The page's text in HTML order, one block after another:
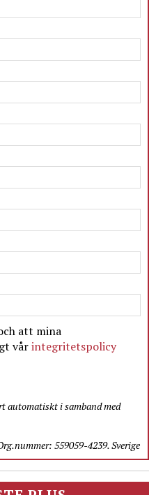
att mina
vårintegritetspolicy
automatiskt i samband med
559059-4239. Sverige